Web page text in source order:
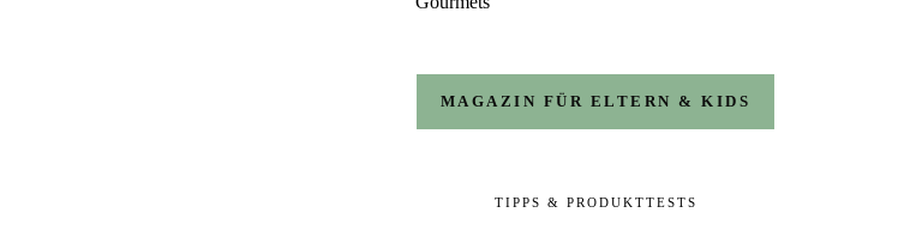
MAGAZIN FÜR ELTERN & KIDS
TIPPS & PRODUKTTESTS